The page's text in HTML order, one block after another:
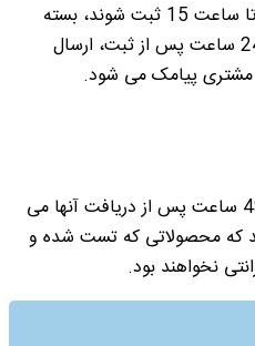
در صورتی که سفارشات تیپاکس تا ساعت 15 ثبت شوند، بسته
همان روز و سفارشات پستی نیز 24 ساعت پس از ثبت، ارسال
مشتری پیامک می شود.
مهلت تست و بررسی قطعات تا 48 ساعت پس از دریافت آنها می
که محصولاتی که تست شده و
نخواهند بود.